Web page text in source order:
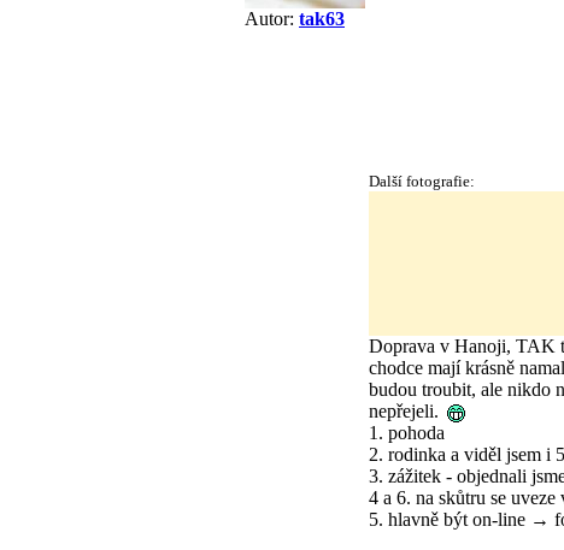
Autor: tak63
Další fotografie:
Doprava v Hanoji, TAK
chodce mají krásně
budou troubit, ale nikdo
nepřejeli.
1. pohoda
2. rodinka a viděl jsem i
3. zážitek - objednali
4 a 6. na skůtru se uveze
5. hlavně být on-line →